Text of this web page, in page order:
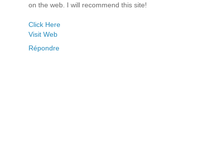
on the web. I will recommend this site!
Click Here
Visit Web
Répondre